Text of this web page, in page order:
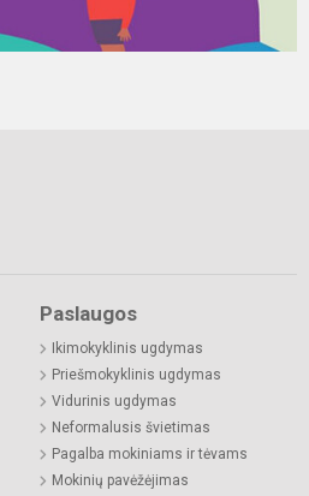
Paslaugos
Ikimokyklinis ugdymas
Priešmokyklinis ugdymas
Vidurinis ugdymas
Neformalusis švietimas
Pagalba mokiniams ir tėvams
Mokinių pavėžėjimas